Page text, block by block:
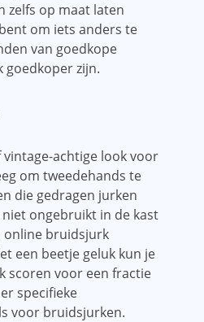
zelfs op maat laten
om iets anders te
van goedkope
zijn.
vintage-achtige look voor
om tweedehands te
die gedragen jurken
ongebruikt in de kast
online bruidsjurk
een beetje geluk kun je
scoren voor een fractie
specifieke
voor bruidsjurken.